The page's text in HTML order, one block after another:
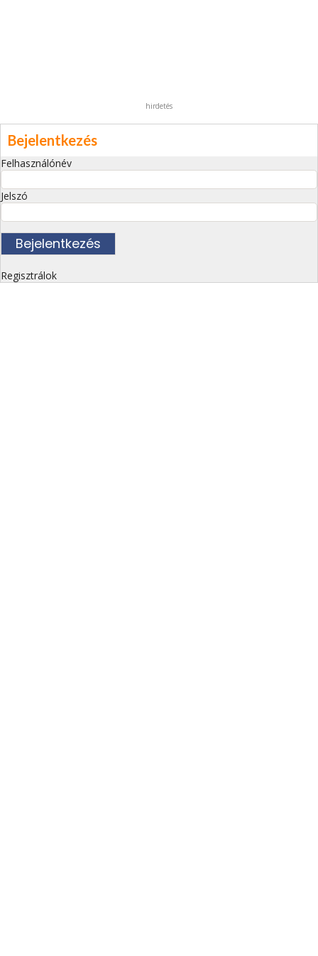
hirdetés
Bejelentkezés
Felhasználónév
Jelszó
Regisztrálok